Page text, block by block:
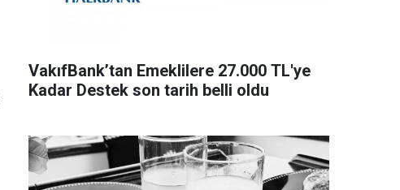
VakıfBank’tan Emeklilere 27.000 TL'ye
Kadar Destek son tarih belli oldu